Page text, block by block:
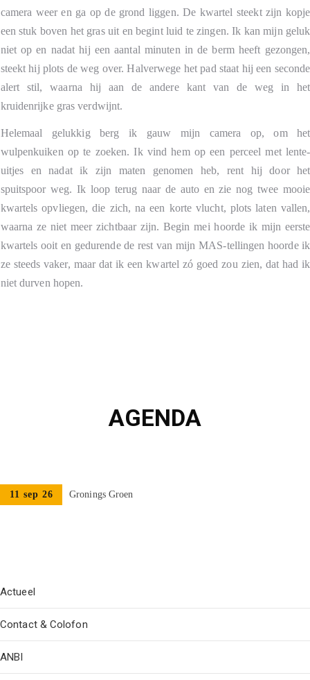
camera weer en ga op de grond liggen. De kwartel steekt zijn kopje
een stuk boven het gras uit en begint luid te zingen. Ik kan mijn geluk
niet op en nadat hij een aantal minuten in de berm heeft gezongen,
steekt hij plots de weg over. Halverwege het pad staat hij een seconde
alert stil, waarna hij aan de andere kant van de weg in het
kruidenrijke gras verdwijnt.
Helemaal gelukkig berg ik gauw mijn camera op, om het
wulpenkuiken op te zoeken. Ik vind hem op een perceel met lente-
uitjes en nadat ik zijn maten genomen heb, rent hij door het
spuitspoor weg. Ik loop terug naar de auto en zie nog twee mooie
kwartels opvliegen, die zich, na een korte vlucht, plots laten vallen,
waarna ze niet meer zichtbaar zijn. Begin mei hoorde ik mijn eerste
kwartels ooit en gedurende de rest van mijn MAS-tellingen hoorde ik
ze steeds vaker, maar dat ik een kwartel zó goed zou zien, dat had ik
niet durven hopen.
AGENDA
11 sep 26 Gronings Groen
Actueel
Contact & Colofon
ANBI